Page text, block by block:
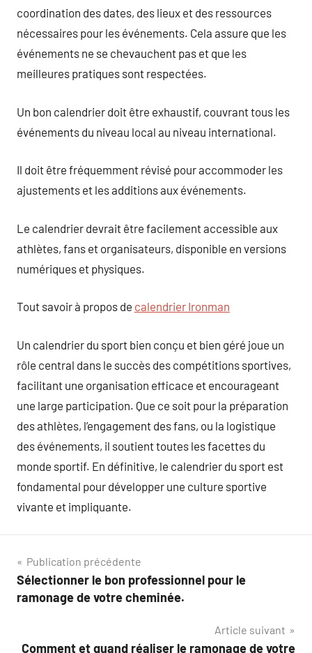
coordination des dates, des lieux et des ressources
nécessaires pour les événements. Cela assure que les
événements ne se chevauchent pas et que les
meilleures pratiques sont respectées.
Un bon calendrier doit être exhaustif, couvrant tous les
événements du niveau local au niveau international.
Il doit être fréquemment révisé pour accommoder les
ajustements et les additions aux événements.
Le calendrier devrait être facilement accessible aux
athlètes, fans et organisateurs, disponible en versions
numériques et physiques.
Tout savoir à propos de calendrier Ironman
Un calendrier du sport bien conçu et bien géré joue un
rôle central dans le succès des compétitions sportives,
facilitant une organisation efficace et encourageant
une large participation. Que ce soit pour la préparation
des athlètes, l’engagement des fans, ou la logistique
des événements, il soutient toutes les facettes du
monde sportif. En définitive, le calendrier du sport est
fondamental pour développer une culture sportive
vivante et impliquante.
Navigation
de
Publication précédente
Sélectionner le bon professionnel pour le
ramonage de votre cheminée.
Article suivant
Comment et quand réaliser le ramonage de votre